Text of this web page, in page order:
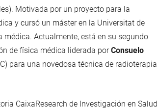
Motivada por un proyecto para la
y cursó un máster en la Universitat de
Actualmente, está en su segundo
de física médica liderada porConsuelo
para una novedosa técnica de radioterapia
CaixaResearch de Investigación en Salud